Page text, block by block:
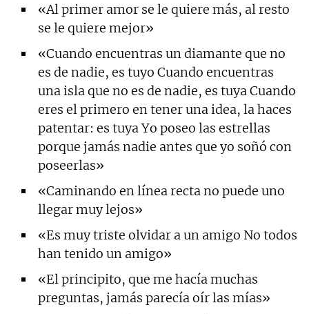
«Al primer amor se le quiere más, al resto
se le quiere mejor»
«Cuando encuentras un diamante que no
es de nadie, es tuyo Cuando encuentras
una isla que no es de nadie, es tuya Cuando
eres el primero en tener una idea, la haces
patentar: es tuya Yo poseo las estrellas
porque jamás nadie antes que yo soñó con
poseerlas»
«Caminando en línea recta no puede uno
llegar muy lejos»
«Es muy triste olvidar a un amigo No todos
han tenido un amigo»
«El principito, que me hacía muchas
preguntas, jamás parecía oír las mías»